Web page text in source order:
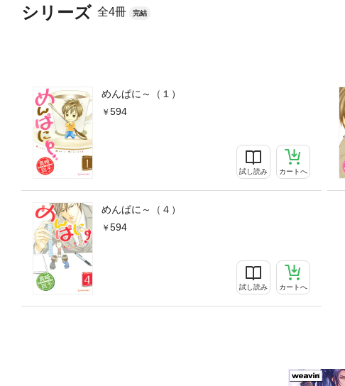
シリーズ 全4冊 完結
めんぱに～（１）
594
試し読み カートへ
めんぱに～（４）
594
試し読み カートへ